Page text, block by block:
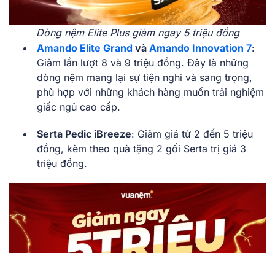
Dòng nệm Elite Plus giảm ngay 5 triệu đồng
Amando Elite Grand và Amando Innovation 7:
Giảm lần lượt 8 và 9 triệu đồng. Đây là những
dòng nệm mang lại sự tiện nghi và sang trọng,
phù hợp với những khách hàng muốn trải nghiệm
giấc ngủ cao cấp.
Serta Pedic iBreeze: Giảm giá từ 2 đến 5 triệu
đồng, kèm theo quà tặng 2 gối Serta trị giá 3
triệu đồng.